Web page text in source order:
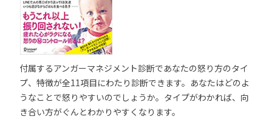
付属するアンガーマネジメント診断であなたの怒り方のタイ
プ、特徴が全11項目にわたり診断できます。あなたはどのよ
うなことで怒りやすいのでしょうか。タイプがわかれば、向
き合い方がぐんとわかりやすくなります。